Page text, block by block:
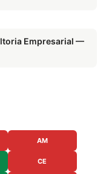
Empresarial —
AM
CE